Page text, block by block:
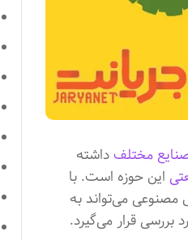
مختلفداشته
این حوزه است. با
مصنوعی می‌تواند به
قرار می‌گیرد.